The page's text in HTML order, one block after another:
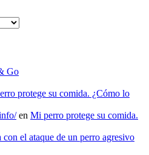
Go
protege su comida. ¿Cómo lo
en Mi perro protege su comida.
el ataque de un perro agresivo